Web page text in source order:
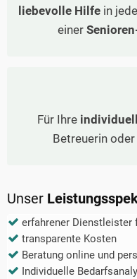
liebevolle Hilfe in
einer
Für Ihre
Betreuerin
Unser
erfahrener Dienstleister
transparente Kosten
Beratung online und
Individuelle